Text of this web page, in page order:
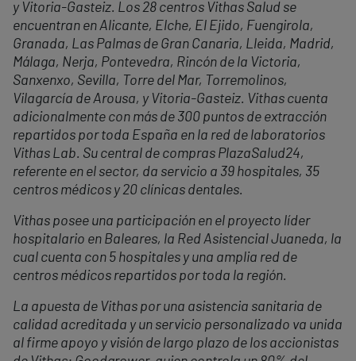
y Vitoria-Gasteiz. Los 28 centros Vithas Salud se
encuentran en Alicante, Elche, El Ejido, Fuengirola,
Granada, Las Palmas de Gran Canaria, Lleida, Madrid,
Málaga, Nerja, Pontevedra, Rincón de la Victoria,
Sanxenxo, Sevilla, Torre del Mar, Torremolinos,
Vilagarcía de Arousa, y Vitoria-Gasteiz. Vithas cuenta
adicionalmente con más de 300 puntos de extracción
repartidos por toda España en la red de laboratorios
Vithas Lab. Su central de compras PlazaSalud24,
referente en el sector, da servicio a 39 hospitales, 35
centros médicos y 20 clínicas dentales.
Vithas posee una participación en el proyecto líder
hospitalario en Baleares, la Red Asistencial Juaneda, la
cual cuenta con 5 hospitales y una amplia red de
centros médicos repartidos por toda la región.
La apuesta de Vithas por una asistencia sanitaria de
calidad acreditada y un servicio personalizado va unida
al firme apoyo y visión de largo plazo de los accionistas